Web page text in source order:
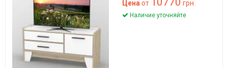
Цена от грн.
Наличие уточняйте